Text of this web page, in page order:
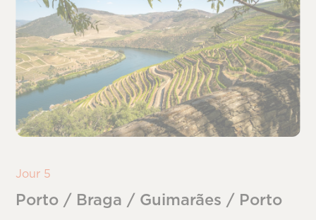
Jour 5
Porto / Braga / Guimarães / Porto